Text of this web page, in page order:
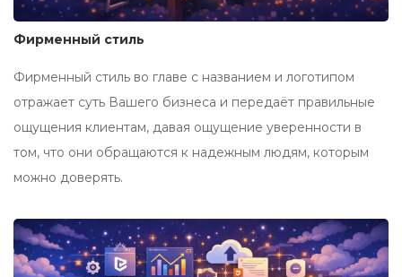
Фирменный стиль
Фирменный стиль во главе с названием и логотипом
отражает суть Вашего бизнеса и передаёт правильные
ощущения клиентам, давая ощущение уверенности в
том, что они обращаются к надежным людям, которым
можно доверять.